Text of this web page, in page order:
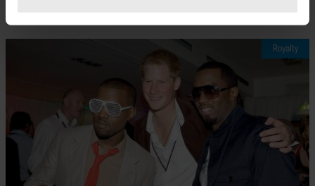
intrekken in de Cookieverklaring.
We gebruiken cookies om content en advertenties te
personaliseren, om functies voor social media te bieden
en om ons websiteverkeer te analyseren. Ook delen we
informatie over uw gebruik van onze site met onze
partners voor social media, adverteren en analyse. Deze
partners kunnen deze gegevens combineren met andere
informatie die u aan ze heeft verstrekt of die ze hebben
verzameld op basis van uw gebruik van hun services. U
Royalty